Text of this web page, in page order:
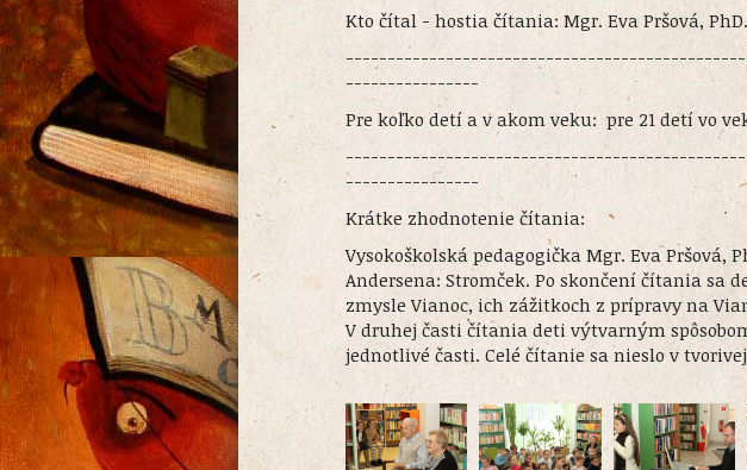
Kto čítal - hostia čítania: Mgr. Eva Pršová, PhD.
----------------
Pre koľko detí a v akom veku: pre 21 detí
----------------
Krátke zhodnotenie čítania:
Vysokoškolská pedagogička Mgr. Eva Pršová,
Andersena: Stromček. Po skončení čítania sa
zmysle Vianoc, ich zážitkoch z prípravy na
V druhej časti čítania deti výtvarným
jednotlivé časti. Celé čítanie sa nieslo v